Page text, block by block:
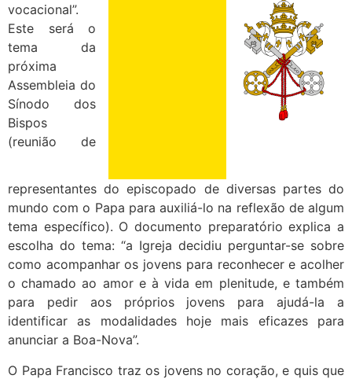
vocacional”.
Este será o
tema da
próxima
Assembleia do
Sínodo dos
Bispos
(reunião de
representantes do episcopado de diversas partes do
mundo com o Papa para auxiliá-lo na reflexão de algum
tema específico). O documento preparatório explica a
escolha do tema: “a Igreja decidiu perguntar-se sobre
como acompanhar os jovens para reconhecer e acolher
o chamado ao amor e à vida em plenitude, e também
para pedir aos próprios jovens para ajudá-la a
identificar as modalidades hoje mais eficazes para
anunciar a Boa-Nova”.
O Papa Francisco traz os jovens no coração, e quis que